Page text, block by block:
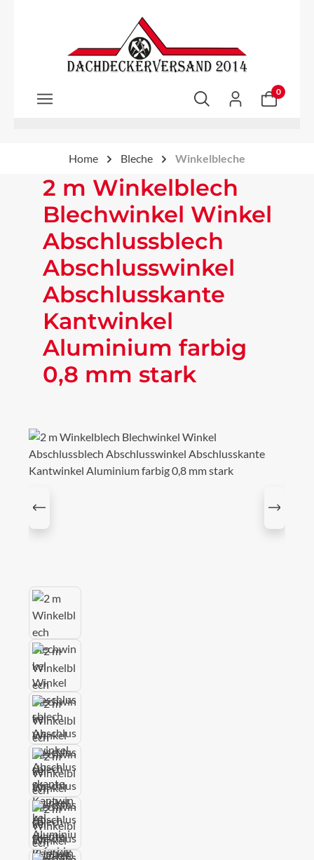
Zum Hauptinhalt springen
0
Home Bleche Winkelbleche
2 m Winkelblech
Blechwinkel Winkel
Abschlussblech
Abschlusswinkel
Abschlusskante
Kantwinkel
Aluminium farbig
0,8 mm stark
Bildergalerie überspringen